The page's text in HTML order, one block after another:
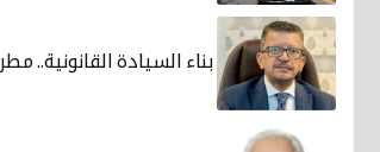
بناء السيادة القانونية..